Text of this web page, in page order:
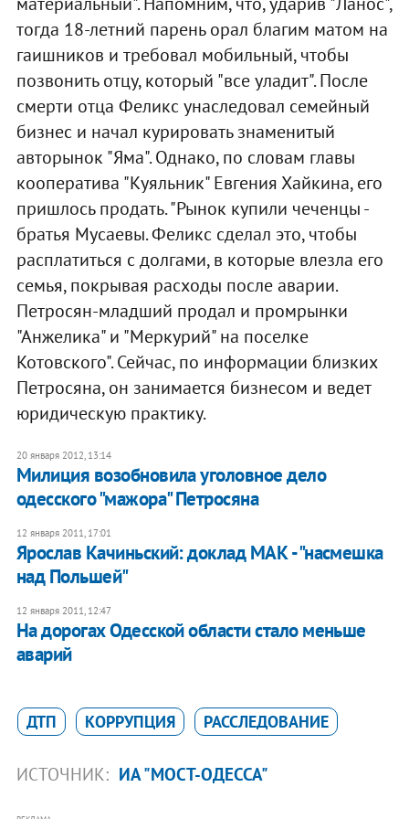
тогда 18-летний парень орал благим матом на
гаишников и требовал мобильный, чтобы
позвонить отцу, который "все уладит". После
смерти отца Феликс унаследовал семейный
бизнес и начал курировать знаменитый
авторынок "Яма". Однако, по словам главы
кооператива "Куяльник" Евгения Хайкина, его
пришлось продать. "Рынок купили чеченцы -
братья Мусаевы. Феликс сделал это, чтобы
расплатиться с долгами, в которые влезла его
семья, покрывая расходы после аварии.
Петросян-младший продал и промрынки
"Анжелика" и "Меркурий" на поселке
Котовского". Сейчас, по информации близких
Петросяна, он занимается бизнесом и ведет
юридическую практику.
20 января 2012, 13:14
Милиция возобновила уголовное дело
одесского "мажора" Петросяна
12 января 2011, 17:01
Ярослав Качиньский: доклад МАК - "насмешка
над Польшей"
12 января 2011, 12:47
На дорогах Одесской области стало меньше
аварий
ДТП КОРРУПЦИЯ РАССЛЕДОВАНИЕ
ИСТОЧНИК: ИА "МОСТ-ОДЕССА"